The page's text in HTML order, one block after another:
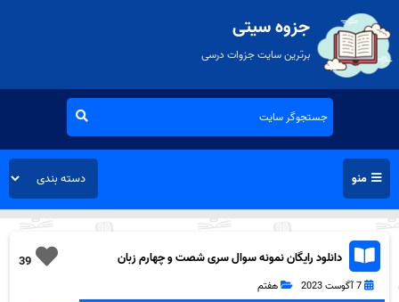
جزوه سیتی
برترین سایت جزوات درسی
منو
39
دانلود رایگان نمونه سوال سری شصت و چهارم زبان
انگلیسی هفتم به همراه pdf
7 آگوست 2023 هفتم